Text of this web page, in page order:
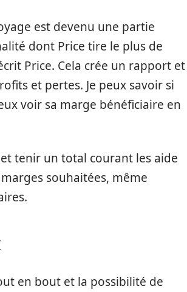
est devenu une partie
dont Price tire le plus de
Price. Cela crée un rapport et
et pertes. Je peux savoir si
voir sa marge bénéficiaire en
tenir un total courant les aide
souhaitées, même
en bout et la possibilité de